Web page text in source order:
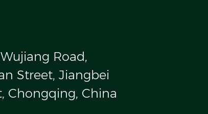
Wujiang Road,
Street, Jiangbei
Chongqing, China